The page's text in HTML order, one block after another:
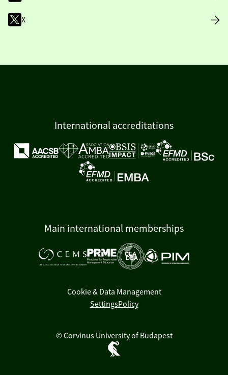
X
International accreditations
Main international memberships
Cookie & Data Management
SettingsPolicy
© Corvinus University of Budapest